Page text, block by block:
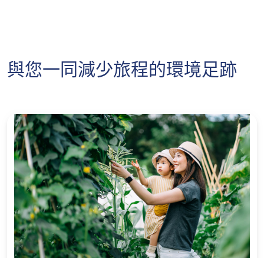
4只適用於單次旅遊計劃中的優選計劃。
返回香港，而受保旅程期限最長180天。
地的入境事務處／櫃檯辦理入境後完結 。
單次旅遊計劃保單一經簽發，恕不退還任何
保費。
客戶必須提供公共交通工具或相關政府機構
要求的重要及有效的旅遊文件如疫苗接種紀
錄、醫療測試結果／證書。
到阻礙的任何情況；
另一個已宣佈會發生的例子：某公共交通工
具的工會已宣佈工業行動或罷工
已發生的例子：某地方每個週末都會有民眾
示威遊行，但這些示威遊行經常性地會演變
為騷亂或暴亂
(b) 任何投保前已存在的傷疾。
此推廣只適用於指定保險計劃：「自在旅
客戶於 2026年7月13日 至 2026年8月31日
（「推廣期」）期間經蘇黎世網站以指定優
惠碼成功申請指定保險計劃，而有關保單於
2026年8月31日或之前成功由蘇黎世簽發及
生效，即可獲得單次旅遊計劃保費7折優惠
及/或全年旅遊計劃首年保費7折優惠。
優惠碼設有限額，先到先得，額滿即止。
與您一同減少旅程的環境足跡